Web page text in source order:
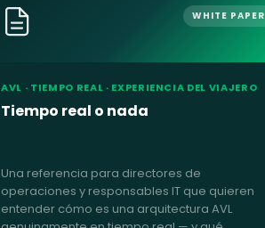
WHITE PAPER
AVL · TIEMPO REAL · EXPERIENCIA DEL VIAJERO
Tiempo real o nada
Una referencia para directores de
operaciones y responsables IT que quieren
entender cómo es una arquitectura AVL